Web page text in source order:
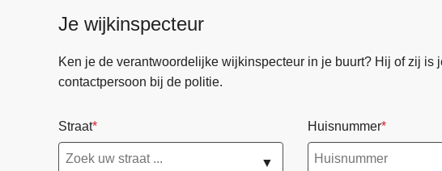
Je wijkinspecteur
Ken je de verantwoordelijke wijkinspecteur in je buurt? Hij of zij is
contactpersoon bij de politie.
Straat
▼
Huisnummer